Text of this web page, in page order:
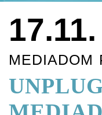
17.11.
MEDIADOM